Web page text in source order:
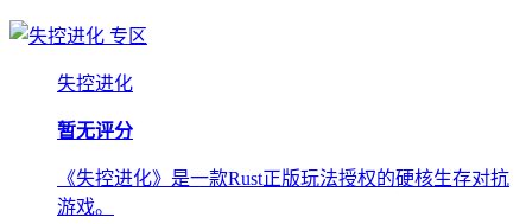
专区
失控进化
暂无评分
《失控进化》是一款Rust正版玩法授权的硬核生存对抗
游戏。